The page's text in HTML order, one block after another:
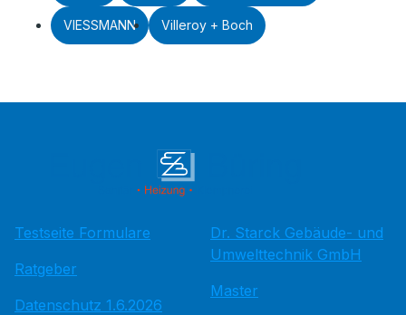
VIESSMANN Villeroy + Boch
Testseite Formulare
Ratgeber
Datenschutz 1.6.2026
Dr. Starck Gebäude- und
Umwelttechnik GmbH
Master